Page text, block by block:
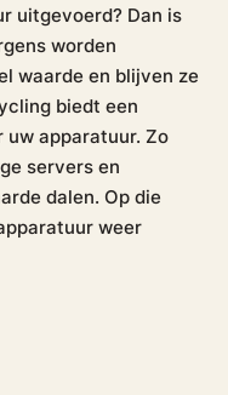
uitgevoerd? Dan is
worden
waarde en blijven ze
biedt een
apparatuur. Zo
servers en
dalen. Op die
weer